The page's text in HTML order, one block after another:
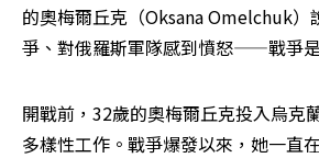
的奧梅爾丘克（Oksana Omelchuk）
爭、對俄羅斯軍隊感到憤怒——戰爭是
開戰前，32歲的奧梅爾丘克投入烏克
多樣性工作。戰爭爆發以來，她一直